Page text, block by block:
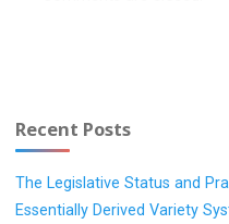
Recent Posts
The Legislative Status and
Essentially Derived Variety